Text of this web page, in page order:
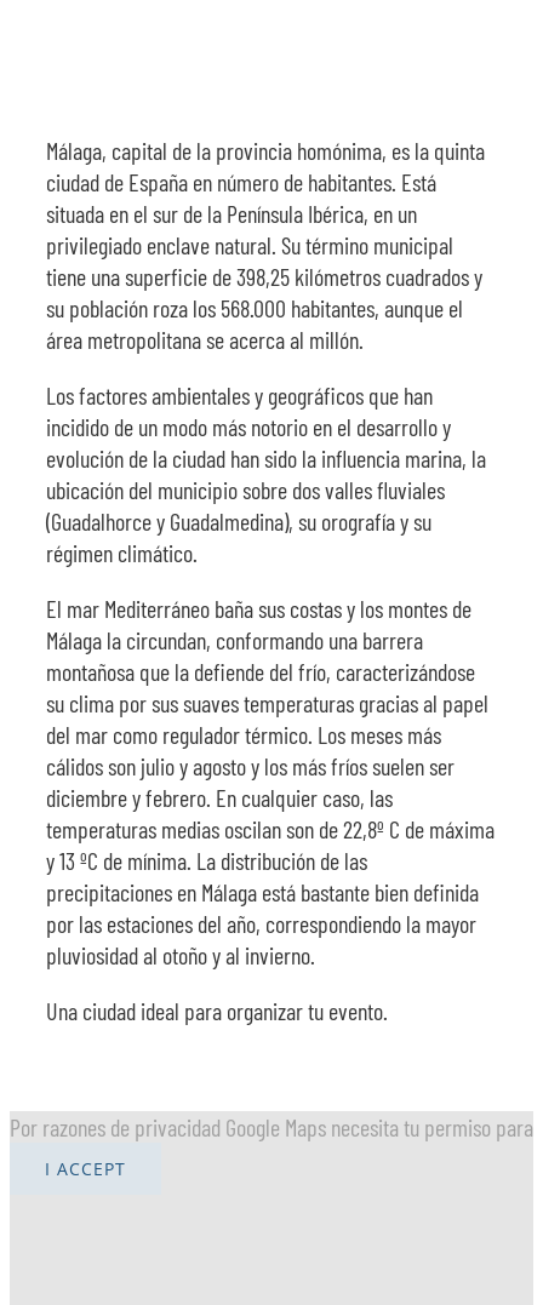
Málaga, capital de la provincia homónima, es la quinta
ciudad de España en número de habitantes. Está
situada en el sur de la Península Ibérica, en un
privilegiado enclave natural. Su término municipal
tiene una superficie de 398,25 kilómetros cuadrados y
su población roza los 568.000 habitantes, aunque el
área metropolitana se acerca al millón.
Los factores ambientales y geográficos que han
incidido de un modo más notorio en el desarrollo y
evolución de la ciudad han sido la influencia marina, la
ubicación del municipio sobre dos valles fluviales
(Guadalhorce y Guadalmedina), su orografía y su
régimen climático.
El mar Mediterráneo baña sus costas y los montes de
Málaga la circundan, conformando una barrera
montañosa que la defiende del frío, caracterizándose
su clima por sus suaves temperaturas gracias al papel
del mar como regulador térmico. Los meses más
cálidos son julio y agosto y los más fríos suelen ser
diciembre y febrero. En cualquier caso, las
temperaturas medias oscilan son de 22,8º C de máxima
y 13 ºC de mínima. La distribución de las
precipitaciones en Málaga está bastante bien definida
por las estaciones del año, correspondiendo la mayor
pluviosidad al otoño y al invierno.
Una ciudad ideal para organizar tu evento.
Por razones de privacidad Google Maps necesita tu permiso
I ACCEPT